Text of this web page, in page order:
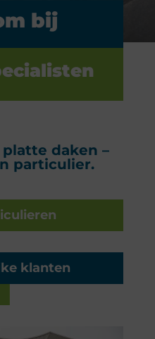
bij
daken –
particulier.
klanten